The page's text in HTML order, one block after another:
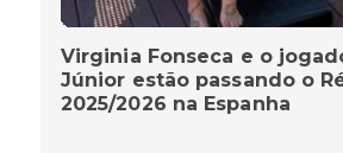
Virginia Fonseca e o
Júnior estão passando o
2025/2026 na Espanha